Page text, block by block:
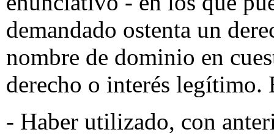
demandado ostenta un
nombre de dominio en
derecho o interés legítimo.
- Haber utilizado, con